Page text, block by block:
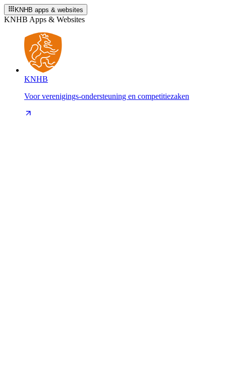
KNHB apps & websites
KNHB Apps & Websites
KNHB
Voor verenigings-ondersteuning en competitiezaken